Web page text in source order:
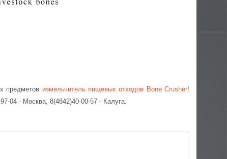
предметов измельчитель пищевых отходов Bone Crusher!
04 - Москва, 8(4842)40-00-57 - Калуга.